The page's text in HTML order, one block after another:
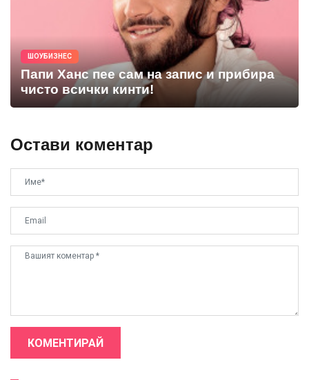
ШОУБИЗНЕС
Папи Ханс пее сам на запис и прибира
чисто всички кинти!
Остави коментар
КОМЕНТИРАЙ